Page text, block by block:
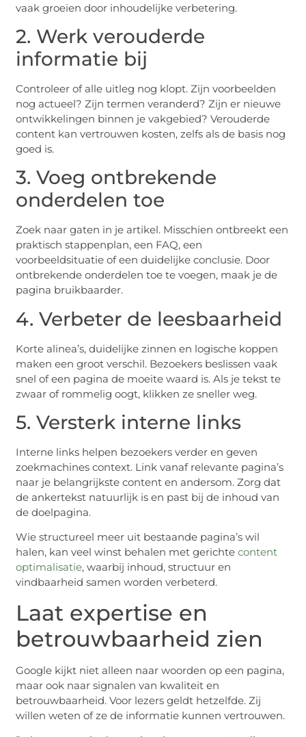
vaak groeien door inhoudelijke verbetering.
2. Werk verouderde
informatie bij
Controleer of alle uitleg nog klopt. Zijn voorbeelden
nog actueel? Zijn termen veranderd? Zijn er nieuwe
ontwikkelingen binnen je vakgebied? Verouderde
content kan vertrouwen kosten, zelfs als de basis nog
goed is.
3. Voeg ontbrekende
onderdelen toe
Zoek naar gaten in je artikel. Misschien ontbreekt een
praktisch stappenplan, een FAQ, een
voorbeeldsituatie of een duidelijke conclusie. Door
ontbrekende onderdelen toe te voegen, maak je de
pagina bruikbaarder.
4. Verbeter de leesbaarheid
Korte alinea’s, duidelijke zinnen en logische koppen
maken een groot verschil. Bezoekers beslissen vaak
snel of een pagina de moeite waard is. Als je tekst te
zwaar of rommelig oogt, klikken ze sneller weg.
5. Versterk interne links
Interne links helpen bezoekers verder en geven
zoekmachines context. Link vanaf relevante pagina’s
naar je belangrijkste content en andersom. Zorg dat
de ankertekst natuurlijk is en past bij de inhoud van
de doelpagina.
Wie structureel meer uit bestaande pagina’s wil
halen, kan veel winst behalen met gerichtecontent
optimalisatie, waarbij inhoud, structuur en
vindbaarheid samen worden verbeterd.
Laat expertise en
betrouwbaarheid zien
Google kijkt niet alleen naar woorden op een pagina,
maar ook naar signalen van kwaliteit en
betrouwbaarheid. Voor lezers geldt hetzelfde. Zij
willen weten of ze de informatie kunnen vertrouwen.